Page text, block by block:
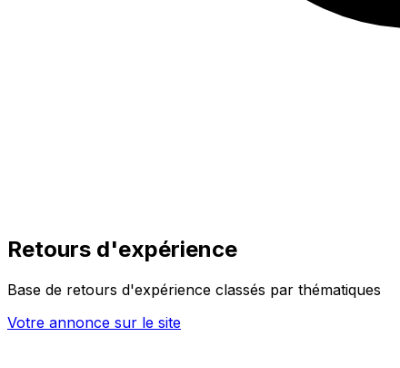
Retours d'expérience
Base de retours d'expérience classés par thématiques
Votre annonce sur le site